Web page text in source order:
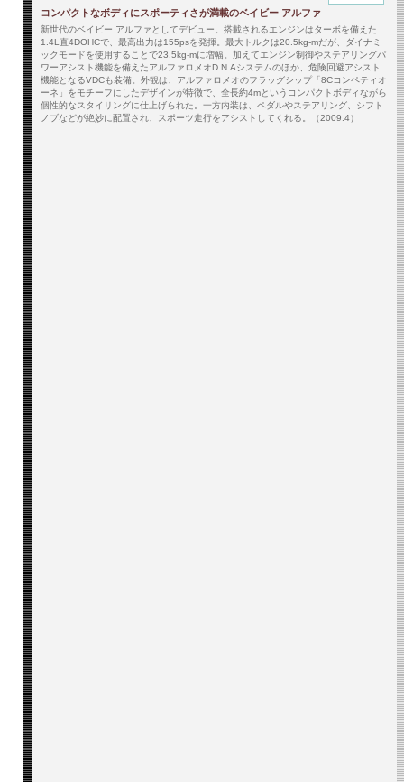
コンパクトなボディにスポーティさが満載のベイビー アルファ
新世代のベイビー アルファとしてデビュー。搭載されるエンジンはターボを備えた
1.4L直4DOHCで、最高出力は155psを発揮。最大トルクは20.5kg-mだが、ダイナミ
ックモードを使用することで23.5kg-mに増幅。加えてエンジン制御やステアリングパ
ワーアシスト機能を備えたアルファロメオD.N.Aシステムのほか、危険回避アシスト
機能となるVDCも装備。外観は、アルファロメオのフラッグシップ「8Cコンペティオ
ーネ」をモチーフにしたデザインが特徴で、全長約4mというコンパクトボディながら
個性的なスタイリングに仕上げられた。一方内装は、ペダルやステアリング、シフト
ノブなどが絶妙に配置され、スポーツ走行をアシストしてくれる。（2009.4）